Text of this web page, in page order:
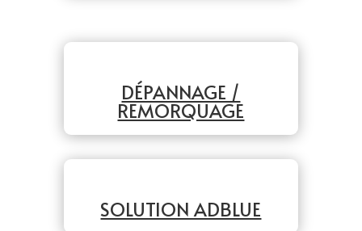
DÉPANNAGE /
REMORQUAGE
SOLUTION ADBLUE